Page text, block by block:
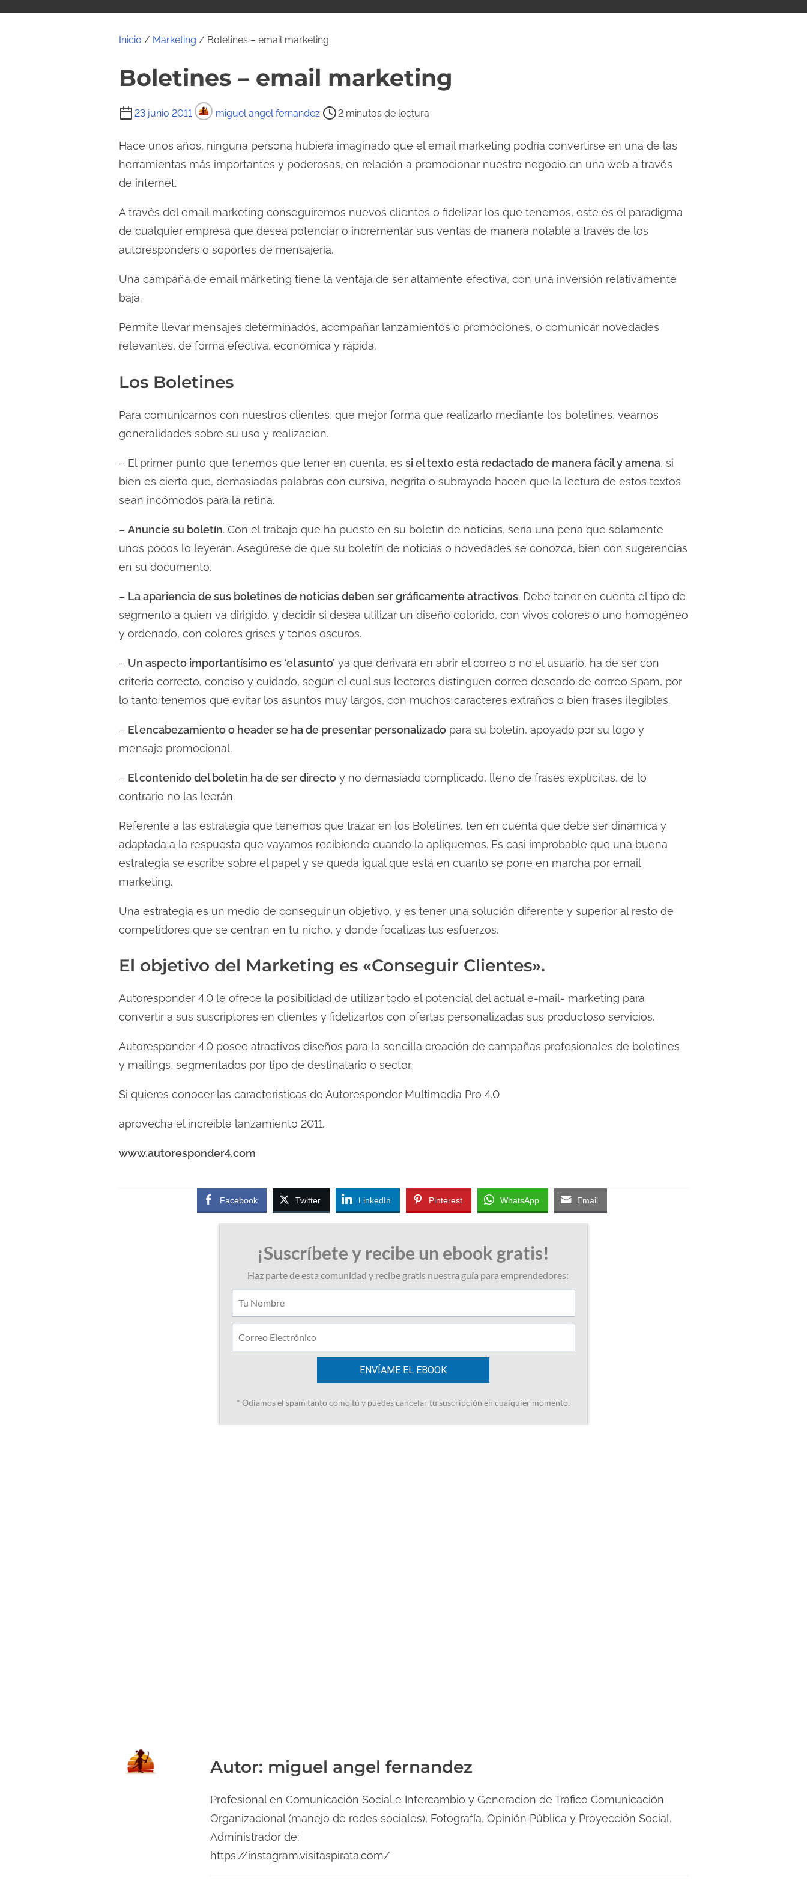
Inicio / Marketing / Boletines – email marketing
Boletines – email marketing
23 junio 2011 miguel angel fernandez
T
e
m
p
d
e
c
t
r
a
e
a
e
t
r
a
a
2 minutos de lectura
Hace unos años, ninguna persona hubiera imaginado que el email marketing podría convertirse en una de las
herramientas más importantes y poderosas, en relación a promocionar nuestro negocio en una web a través
de internet.
A través del email marketing conseguiremos nuevos clientes o fidelizar los que tenemos, este es el paradigma
de cualquier empresa que desea potenciar o incrementar sus ventas de manera notable a través de los
autoresponders o soportes de mensajería.
Una campaña de email márketing tiene la ventaja de ser altamente efectiva, con una inversión relativamente
baja.
Permite llevar mensajes determinados, acompañar lanzamientos o promociones, o comunicar novedades
relevantes, de forma efectiva, económica y rápida.
Los Boletines
Para comunicarnos con nuestros clientes, que mejor forma que realizarlo mediante los boletines, veamos
generalidades sobre su uso y realizacion.
– El primer punto que tenemos que tener en cuenta, es si el texto está redactado de manera fácil y amena, si
bien es cierto que, demasiadas palabras con cursiva, negrita o subrayado hacen que la lectura de estos textos
sean incómodos para la retina.
– Anuncie su boletín. Con el trabajo que ha puesto en su boletín de noticias, sería una pena que solamente
unos pocos lo leyeran. Asegúrese de que su boletín de noticias o novedades se conozca, bien con sugerencias
en su documento.
– La apariencia de sus boletines de noticias deben ser gráficamente atractivos. Debe tener en cuenta el tipo de
segmento a quien va dirigido, y decidir si desea utilizar un diseño colorido, con vivos colores o uno homogéneo
y ordenado, con colores grises y tonos oscuros.
– Un aspecto importantísimo es ‘el asunto’ ya que derivará en abrir el correo o no el usuario, ha de ser con
criterio correcto, conciso y cuidado, según el cual sus lectores distinguen correo deseado de correo Spam, por
lo tanto tenemos que evitar los asuntos muy largos, con muchos caracteres extraños o bien frases ilegibles.
– El encabezamiento o header se ha de presentar personalizado para su boletín, apoyado por su logo y
mensaje promocional.
– El contenido del boletín ha de ser directo y no demasiado complicado, lleno de frases explícitas, de lo
contrario no las leerán.
Referente a las estrategia que tenemos que trazar en los Boletines, ten en cuenta que debe ser dinámica y
adaptada a la respuesta que vayamos recibiendo cuando la apliquemos. Es casi improbable que una buena
estrategia se escribe sobre el papel y se queda igual que está en cuanto se pone en marcha por email
marketing.
Una estrategia es un medio de conseguir un objetivo, y es tener una solución diferente y superior al resto de
competidores que se centran en tu nicho, y donde focalizas tus esfuerzos.
El objetivo del Marketing es «Conseguir Clientes».
Autoresponder 4.0 le ofrece la posibilidad de utilizar todo el potencial del actual e-mail- marketing para
convertir a sus suscriptores en clientes y fidelizarlos con ofertas personalizadas sus productoso servicios.
Autoresponder 4.0 posee atractivos diseños para la sencilla creación de campañas profesionales de boletines
y mailings, segmentados por tipo de destinatario o sector.
Si quieres conocer las caracteristicas de Autoresponder Multimedia Pro 4.0
aprovecha el increible lanzamiento 2011.
www.autoresponder4.com
Facebook Twitter LinkedIn Pinterest WhatsApp Email
Autor: miguel angel fernandez
Profesional en Comunicación Social e Intercambio y Generacion de Tráfico Comunicación
Organizacional (manejo de redes sociales), Fotografía, Opinión Pública y Proyección Social.
Administrador de:
https://instagram.visitaspirata.com/